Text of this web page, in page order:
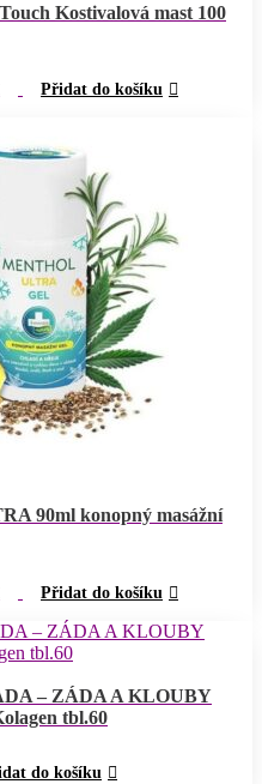
Kostivalová mast 100
Přidat do košíku
90ml konopný masážní
Přidat do košíku
– ZÁDA A KLOUBY
tbl.60
do košíku